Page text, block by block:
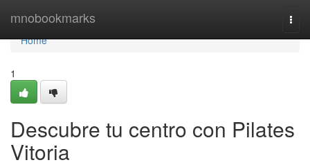
mnobookmarks
Home
Home
1
Descubre tu centro con Pilates
Vitoria